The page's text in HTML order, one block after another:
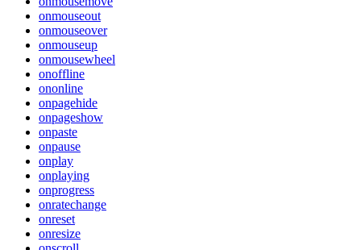
onmouseout
onmouseover
onmouseup
onmousewheel
onoffline
ononline
onpagehide
onpageshow
onpaste
onpause
onplay
onplaying
onprogress
onratechange
onreset
onresize